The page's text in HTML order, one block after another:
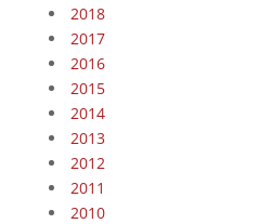
2018
2017
2016
2015
2014
2013
2012
2011
2010